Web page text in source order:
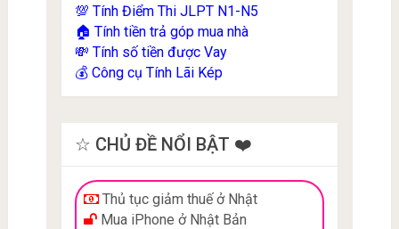
💯 Tính Điểm Thi JLPT N1-N5
🏠 Tính tiền trả góp mua nhà
💸 Tính số tiền được Vay
💰 Công cụ Tính Lãi Kép
☆ CHỦ ĐỀ NỔI BẬT ❤️
Thủ tục giảm thuế ở Nhật
Mua iPhone ở Nhật Bản